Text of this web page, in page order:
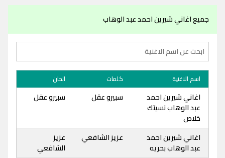
جميع اغاني شيرين احمد عبد الوهاب
اسم الاغنية كلمات الحان
اغاني شيرين احمد
عبد الوهاب نسيتك
خلاص
سبيرو عقل سبيرو عقل
اغاني شيرين احمد
عبد الوهاب بحريه
عزيز الشافعي
عزيز
الشافعي